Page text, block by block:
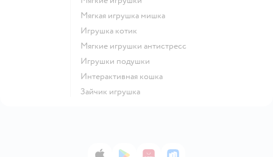
Мягкая игрушка мишка
Игрушка котик
Мягкие игрушки антистресс
Игрушки подушки
Интерактивная кошка
Зайчик игрушка